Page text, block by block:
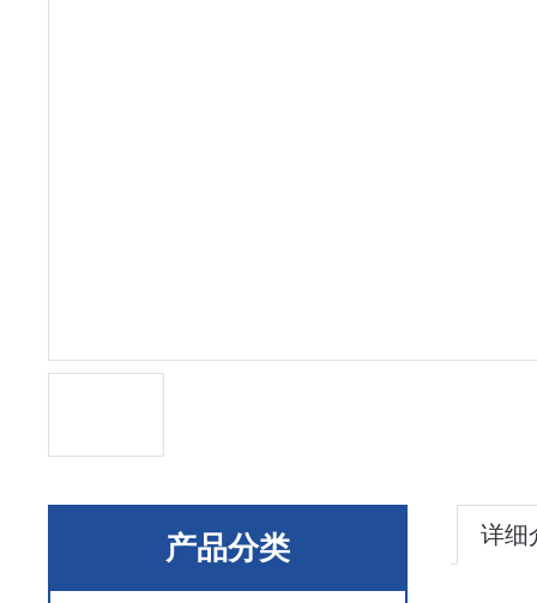
产品分类 详细